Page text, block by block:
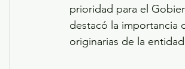
prioridad para el
destacó la importancia
originarias de la